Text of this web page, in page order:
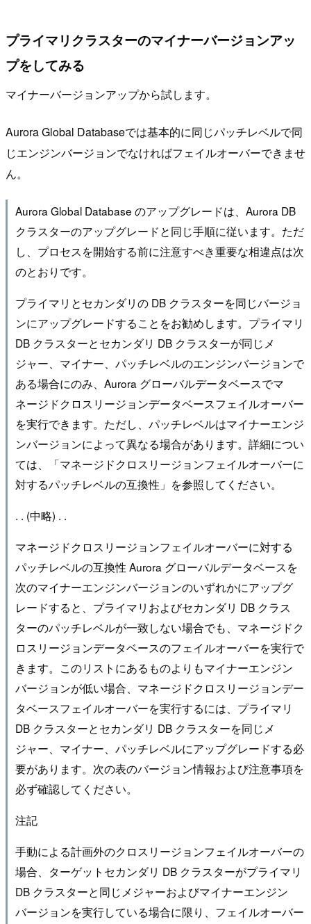
プライマリクラスターのマイナーバージョンアッ
プをしてみる
マイナーバージョンアップから試します。
Aurora Global Databaseでは基本的に同じパッチレベルで同
じエンジンバージョンでなければフェイルオーバーできませ
ん。
Aurora Global Database のアップグレードは、Aurora DB
クラスターのアップグレードと同じ手順に従います。ただ
し、プロセスを開始する前に注意すべき重要な相違点は次
のとおりです。
プライマリとセカンダリの DB クラスターを同じバージョ
ンにアップグレードすることをお勧めします。プライマリ
DB クラスターとセカンダリ DB クラスターが同じメ
ジャー、マイナー、パッチレベルのエンジンバージョンで
ある場合にのみ、Aurora グローバルデータベースでマ
ネージドクロスリージョンデータベースフェイルオーバー
を実行できます。ただし、パッチレベルはマイナーエンジ
ンバージョンによって異なる場合があります。詳細につい
ては、「マネージドクロスリージョンフェイルオーバーに
対するパッチレベルの互換性」を参照してください。
. . (中略) . .
マネージドクロスリージョンフェイルオーバーに対する
パッチレベルの互換性 Aurora グローバルデータベースを
次のマイナーエンジンバージョンのいずれかにアップグ
レードすると、プライマリおよびセカンダリ DB クラス
ターのパッチレベルが一致しない場合でも、マネージドク
ロスリージョンデータベースのフェイルオーバーを実行で
きます。このリストにあるものよりもマイナーエンジン
バージョンが低い場合、マネージドクロスリージョンデー
タベースフェイルオーバーを実行するには、プライマリ
DB クラスターとセカンダリ DB クラスターを同じメ
ジャー、マイナー、パッチレベルにアップグレードする必
要があります。次の表のバージョン情報および注意事項を
必ず確認してください。
注記
手動による計画外のクロスリージョンフェイルオーバーの
場合、ターゲットセカンダリ DB クラスターがプライマリ
DB クラスターと同じメジャーおよびマイナーエンジン
バージョンを実行している場合に限り、フェイルオーバー